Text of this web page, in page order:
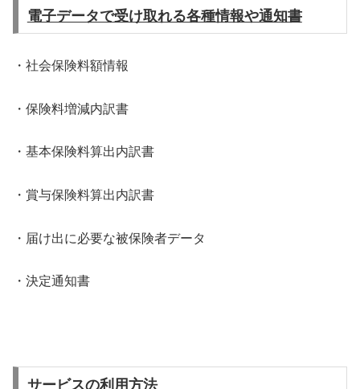
電子データで受け取れる各種情報や通知書
・社会保険料額情報
・保険料増減内訳書
・基本保険料算出内訳書
・賞与保険料算出内訳書
・届け出に必要な被保険者データ
・決定通知書
サービスの利用方法